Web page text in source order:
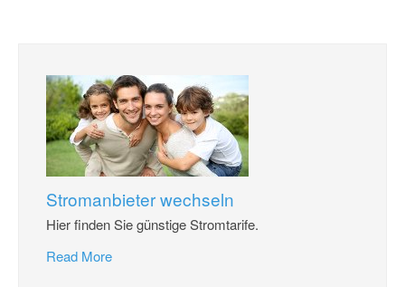
Stromanbieter wechseln
Hier finden Sie günstige Stromtarife.
Read More